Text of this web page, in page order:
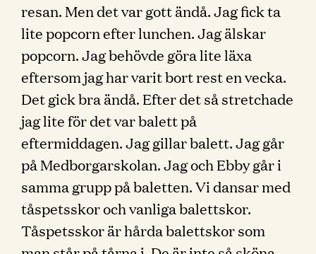
resan. Men det var gott ändå. Jag fick ta
lite popcorn efter lunchen. Jag älskar
popcorn. Jag behövde göra lite läxa
eftersom jag har varit bort rest en vecka.
Det gick bra ändå. Efter det så stretchade
jag lite för det var balett på
eftermiddagen. Jag gillar balett. Jag går
på Medborgarskolan. Jag och Ebby går i
samma grupp på baletten. Vi dansar med
tåspetsskor och vanliga balettskor.
Tåspetsskor är hårda balettskor som